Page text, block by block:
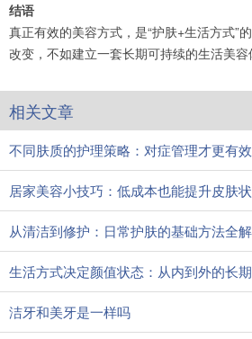
结语
真正有效的美容方式，是“护肤+生活方式”
改变，不如建立一套长期可持续的生活美容
相关文章
不同肤质的护理策略：对症管理才更有效
居家美容小技巧：低成本也能提升皮肤
从清洁到修护：日常护肤的基础方法全
生活方式决定颜值状态：从内到外的长
洁牙和美牙是一样吗